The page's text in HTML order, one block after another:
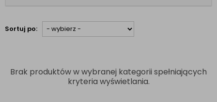
Sortuj po:
Brak produktów w wybranej kategorii spełniających
kryteria wyświetlania.